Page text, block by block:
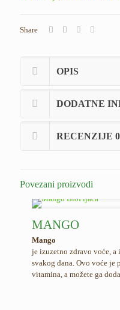
Share
OPIS
DODATNE
RECENZIJE 0
Povezani proizvodi
MANGO
Mango
je izuzetno zdravo voće,
svakog dana. Ovo voće
vitamina, a možete ga